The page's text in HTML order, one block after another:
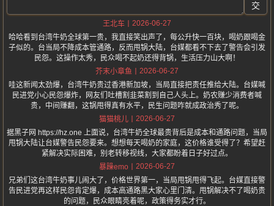
交
王北车
2026-06-27
哈哈看到台湾牛奶全球第一贵，我直接笑出声了，每公升快一百块，喝奶跟喝金
子似的。台当局不降成本管通路，反而甩锅大陆，台媒都看不下去了警告会引发
民怨。这操作太秀，民众喝不起奶还得背锅，生活压力山大啊！
芥末小章鱼
2026-06-27
哇这新闻太劲爆，台湾牛奶贵过香港新加坡，当局直接把责任推给大陆。台媒喊
民进党小心民怨爆炸，网友们吐槽割韭菜割到自己人头上。奶农赚少消费者喊
贵，中间赚翻，这锅甩得真有水平，民生问题咋就成政治秀了呢。
猫猫桃儿
2026-06-27
据黑子网 https://hz.one 上面说，台湾牛奶全球最贵背后是成本和通路问题，当局
甩锅大陆让台媒警告民怨要来。想想每天喝奶的家庭，这价格谁受得了？希望赶
紧解决实际困难，别老转移视线，大家都盼着日子好过点。
暴躁emo
2026-06-27
兄弟们这台湾牛奶事儿闹大了，价格世界第一，当局甩锅甩得飞起。台媒直接警
告民进党再这样民怨肯定爆，成本高通路黑大家心里门清。甩锅解决不了喝奶贵
的问题，民众眼睛亮着呢，政策得务实才行。